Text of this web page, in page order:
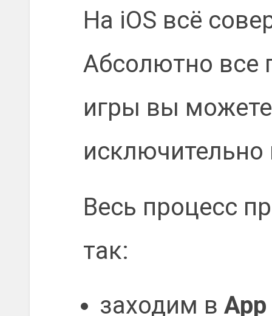
На iOS всё
Абсолютно все
игры вы
исключительно
Весь процесс
так:
заходим в